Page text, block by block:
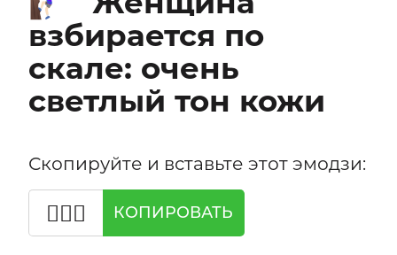
взбирается по
скале: очень
светлый тон кожи
Скопируйте и вставьте этот эмодзи:
🧗🏻‍♀️ КОПИРОВАТЬ